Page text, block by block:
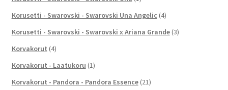
Korusetti - Swarovski - Swarovski Una Angelic (4)
Korusetti - Swarovski - Swarovski x Ariana Grande (3)
Korvakorut (4)
Korvakorut - Laatukoru (1)
Korvakorut - Pandora - Pandora Essence (21)